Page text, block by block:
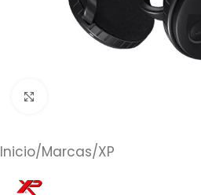
Inicio/Marcas/XP